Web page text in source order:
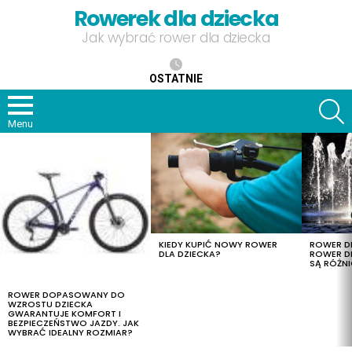
Rowerek dla dziecka
Jak wybrać rower dla dziecka
OSTATNIE
Menu
ROWER DOPASOWANY DO
WZROSTU DZIECKA
GWARANTUJE KOMFORT I
BEZPIECZEŃSTWO JAZDY. JAK
WYBRAĆ IDEALNY ROZMIAR?
KIEDY KUPIĆ NOWY ROWER
DLA DZIECKA?
ROWER
ROWER
SĄ